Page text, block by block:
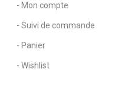
- Mon compte
- Suivi de commande
- Panier
- Wishlist